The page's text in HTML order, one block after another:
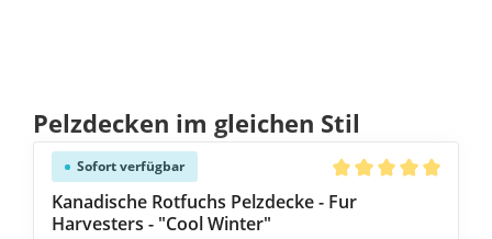
Produktgalerie überspringen
Pelzdecken im gleichen Stil
Sofort verfügbar
Durchschnittliche
Kanadische Rotfuchs Pelzdecke - Fur
Harvesters - "Cool Winter"